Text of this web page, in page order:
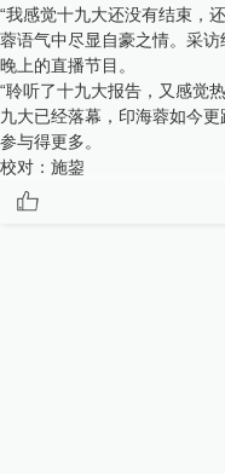
“我感觉十九大还没有结束，
蓉语气中尽显自豪之情。采
晚上的直播节目。
“聆听了十九大报告，又感觉
九大已经落幕，印海蓉如今
参与得更多。
校对： 施鋆